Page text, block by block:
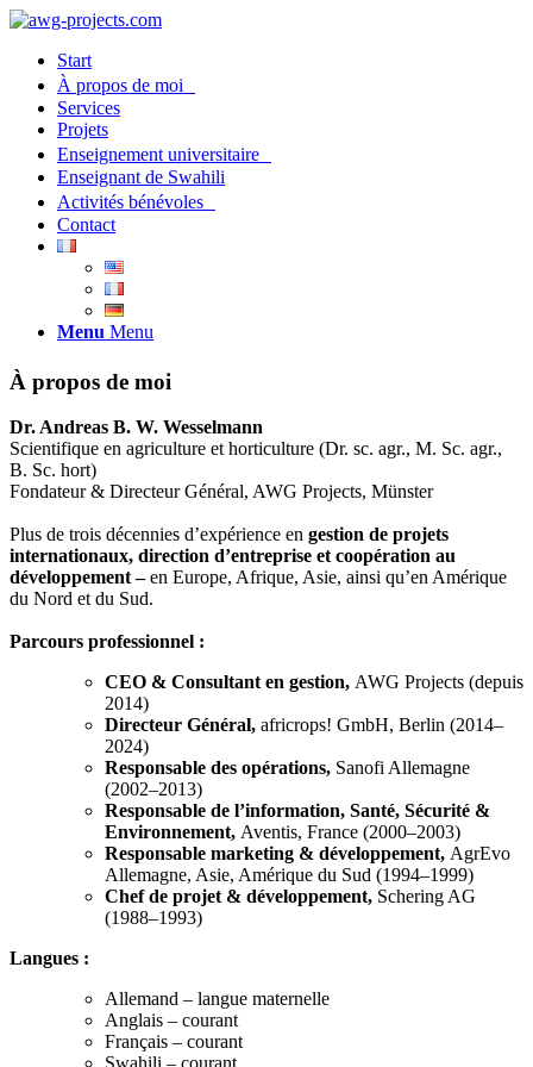
Start
À propos de moi
Services
Projets
Enseignement universitaire
Enseignant de Swahili
Activités bénévoles
Contact
Menu Menu
À propos de moi
Dr. Andreas B. W. Wesselmann
Scientifique en agriculture et horticulture (Dr. sc. agr., M. Sc. agr.,
B. Sc. hort)
Fondateur & Directeur Général, AWG Projects, Münster
Plus de trois décennies d’expérience en gestion de projets
internationaux, direction d’entreprise et coopération au
développement –en Europe, Afrique, Asie, ainsi qu’en Amérique
du Nord et du Sud.
Parcours professionnel :
CEO & Consultant en gestion, AWG Projects (depuis
2014)
Directeur Général, africrops! GmbH, Berlin (2014–
2024)
Responsable des opérations, Sanofi Allemagne
(2002–2013)
Responsable de l’information, Santé, Sécurité &
Environnement, Aventis, France (2000–2003)
Responsable marketing & développement, AgrEvo
Allemagne, Asie, Amérique du Sud (1994–1999)
Chef de projet & développement, Schering AG
(1988–1993)
Langues :
Allemand – langue maternelle
Anglais – courant
Français – courant